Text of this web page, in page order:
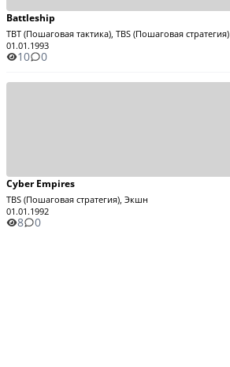
Battleship
TBT (Пошаговая тактика), TBS (Пошаговая стратегия)
01.01.1993
10 0
Cyber Empires
TBS (Пошаговая стратегия), Экшн
01.01.1992
8 0